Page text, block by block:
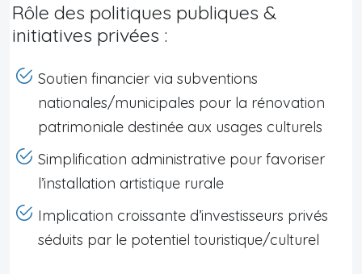
Rôle des politiques publiques &
initiatives privées :
Soutien financier via subventions
nationales/municipales pour la rénovation
patrimoniale destinée aux usages culturels
Simplification administrative pour favoriser
l’installation artistique rurale
Implication croissante d’investisseurs privés
séduits par le potentiel touristique/culturel